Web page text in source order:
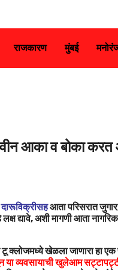
राजकारण मुंबई
आका व बोका
दारूविक्रीसहआता परिसरात
लक्ष द्यावे, अशी मागणी आता
क्लोजमध्ये खेळला जाणारा हा
या व्यवसायाची खुलेआम